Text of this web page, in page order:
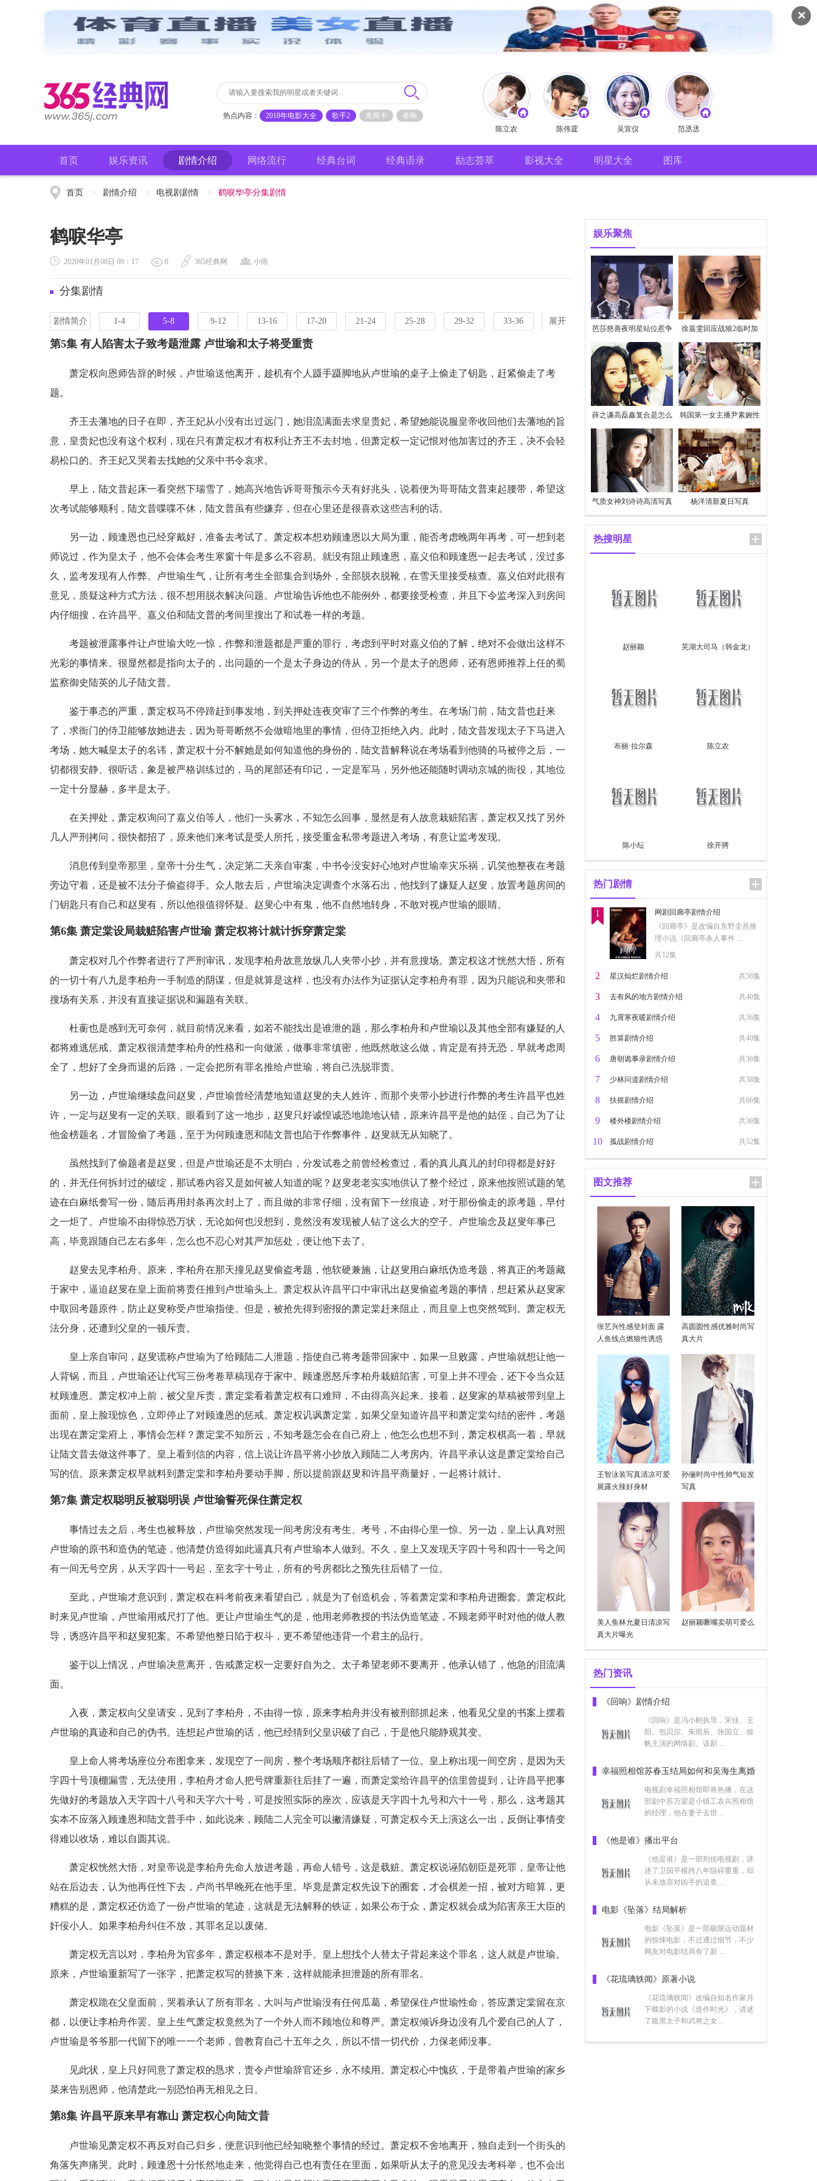
✕
热点内容： 2018年电影大全 歌手2 奥斯卡
春晚
陈立农
陈伟霆 吴宣仪 范丞丞
首页 娱乐资讯 剧情介绍 网络流行 经典台词 经典语录 励志荟萃 影视大全 明星大全 图库
首页 > 剧情介绍 > 电视剧剧情 > 鹤唳华亭分集剧情
鹤唳华亭
2020年01月08日 09：17 0 365经典网 小雨
分集剧情
展开
剧情简介 1-4 5-8 9-12 13-16 17-20 21-24 25-28 29-32 33-36
第5集 有人陷害太子致考题泄露 卢世瑜和太子将受重责
萧定权向恩师告辞的时候，卢世瑜送他离开，趁机有个人蹑手蹑脚地从卢世瑜的桌子上偷走了钥匙，赶紧偷走了考
题。
齐王去藩地的日子在即，齐王妃从小没有出过远门，她泪流满面去求皇贵妃，希望她能说服皇帝收回他们去藩地的旨
意，皇贵妃也没有这个权利，现在只有萧定权才有权利让齐王不去封地，但萧定权一定记恨对他加害过的齐王，决不会轻
易松口的。齐王妃又哭着去找她的父亲中书令哀求。
早上，陆文昔起床一看突然下瑞雪了，她高兴地告诉哥哥预示今天有好兆头，说着便为哥哥陆文普束起腰带，希望这
次考试能够顺利，陆文昔喋喋不休，陆文普虽有些嫌弃，但在心里还是很喜欢这些吉利的话。
另一边，顾逢恩也已经穿戴好，准备去考试了。萧定权本想劝顾逢恩以大局为重，能否考虑晚两年再考，可一想到老
师说过，作为皇太子，他不会体会考生寒窗十年是多么不容易。就没有阻止顾逢恩，嘉义伯和顾逢恩一起去考试，没过多
久，监考发现有人作弊。卢世瑜生气，让所有考生全部集合到场外，全部脱衣脱靴，在雪天里接受核查。嘉义伯对此很有
意见，质疑这种方式方法，很不想用脱衣解决问题。卢世瑜告诉他也不能例外，都要接受检查，并且下令监考深入到房间
内仔细搜，在许昌平、嘉义伯和陆文普的考间里搜出了和试卷一样的考题。
考题被泄露事件让卢世瑜大吃一惊，作弊和泄题都是严重的罪行，考虑到平时对嘉义伯的了解，绝对不会做出这样不
光彩的事情来。很显然都是指向太子的，出问题的一个是太子身边的侍从，另一个是太子的恩师，还有恩师推荐上任的蜀
监察御史陆英的儿子陆文普。
鉴于事态的严重，萧定权马不停蹄赶到事发地，到关押处连夜突审了三个作弊的考生。在考场门前，陆文昔也赶来
了，求衙门的侍卫能够放她进去，因为哥哥断然不会做暗地里的事情，但侍卫拒绝入内。此时，陆文昔发现太子下马进入
考场，她大喊皇太子的名讳，萧定权十分不解她是如何知道他的身份的，陆文昔解释说在考场看到他骑的马被停之后，一
切都很安静、很听话，象是被严格训练过的，马的尾部还有印记，一定是军马，另外他还能随时调动京城的衙役，其地位
一定十分显赫，多半是太子。
在关押处，萧定权询问了嘉义伯等人，他们一头雾水，不知怎么回事，显然是有人故意栽赃陷害，萧定权又找了另外
几人严刑拷问，很快都招了，原来他们来考试是受人所托，接受重金私带考题进入考场，有意让监考发现。
消息传到皇帝那里，皇帝十分生气，决定第二天亲自审案，中书令没安好心地对卢世瑜幸灾乐祸，讥笑他整夜在考题
旁边守着，还是被不法分子偷盗得手。众人散去后，卢世瑜决定调查个水落石出，他找到了嫌疑人赵叟，放置考题房间的
门钥匙只有自己和赵叟有，所以他很值得怀疑。赵叟心中有鬼，他不自然地转身，不敢对视卢世瑜的眼睛。
第6集 萧定棠设局栽赃陷害卢世瑜 萧定权将计就计拆穿萧定棠
萧定权对几个作弊者进行了严刑审讯，发现李柏舟故意放纵几人夹带小抄，并有意搜场。萧定权这才恍然大悟，所有
的一切十有八九是李柏舟一手制造的阴谋，但是就算是这样，也没有办法作为证据认定李柏舟有罪，因为只能说和夹带和
搜场有关系，并没有直接证据说和漏题有关联。
杜蘅也是感到无可奈何，就目前情况来看，如若不能找出是谁泄的题，那么李柏舟和卢世瑜以及其他全部有嫌疑的人
都将难逃惩戒。萧定权很清楚李柏舟的性格和一向做派，做事非常缜密，他既然敢这么做，肯定是有持无恐，早就考虑周
全了，想好了全身而退的后路，一定会把所有罪名推给卢世瑜，将自己洗脱罪责。
另一边，卢世瑜继续盘问赵叟，卢世瑜曾经清楚地知道赵叟的夫人姓许，而那个夹带小抄进行作弊的考生许昌平也姓
许，一定与赵叟有一定的关联。眼看到了这一地步，赵叟只好诚惶诚恐地跪地认错，原来许昌平是他的姑侄，自己为了让
他金榜题名，才冒险偷了考题，至于为何顾逢恩和陆文普也陷于作弊事件，赵叟就无从知晓了。
虽然找到了偷题者是赵叟，但是卢世瑜还是不太明白，分发试卷之前曾经检查过，看的真儿真儿的封印得都是好好
的，并无任何拆封过的破绽，那试卷内容又是如何被人知道的呢？赵叟老老实实地供认了整个经过，原来他按照试题的笔
迹在白麻纸誊写一份，随后再用封条再次封上了，而且做的非常仔细，没有留下一丝痕迹，对于那份偷走的原考题，早付
之一炬了。卢世瑜不由得惊恐万状，无论如何也没想到，竟然没有发现被人钻了这么大的空子。卢世瑜念及赵叟年事已
高，毕竟跟随自己左右多年，怎么也不忍心对其严加惩处，便让他下去了。
赵叟去见李柏舟。原来，李柏舟在那天撞见赵叟偷盗考题，他软硬兼施，让赵叟用白麻纸伪造考题，将真正的考题藏
于家中，逼迫赵叟在皇上面前将责任推到卢世瑜头上。萧定权从许昌平口中审讯出赵叟偷盗考题的事情，想赶紧从赵叟家
中取回考题原件，防止赵叟称受卢世瑜指使。但是，被抢先得到密报的萧定棠赶来阻止，而且皇上也突然驾到。萧定权无
法分身，还遭到父皇的一顿斥责。
皇上亲自审问，赵叟谎称卢世瑜为了给顾陆二人泄题，指使自己将考题带回家中，如果一旦败露，卢世瑜就想让他一
人背锅，而且，卢世瑜还让代写三份考卷草稿现存于家中。顾逢恩怒斥李柏舟栽赃陷害，可皇上并不理会，还下令当众廷
杖顾逢恩。萧定权冲上前，被父皇斥责，萧定棠看着萧定权有口难辩，不由得高兴起来。接着，赵叟家的草稿被带到皇上
面前，皇上脸现惊色，立即停止了对顾逢恩的惩戒。萧定权讥讽萧定棠，如果父皇知道许昌平和萧定棠勾结的密件，考题
出现在萧定棠府上，事情会怎样？萧定棠不知所云，不知考题怎会在自己府上，他怎么也想不到，萧定权棋高一着，早就
让陆文昔去做这件事了。皇上看到信的内容，信上说让许昌平将小抄放入顾陆二人考房内。许昌平承认这是萧定棠给自己
写的信。原来萧定权早就料到萧定棠和李柏舟要动手脚，所以提前跟赵叟和许昌平商量好，一起将计就计。
第7集 萧定权聪明反被聪明误 卢世瑜誓死保住萧定权
事情过去之后，考生也被释放，卢世瑜突然发现一间考房没有考生、考号，不由得心里一惊。另一边，皇上认真对照
卢世瑜的原书和造伪的笔迹，他清楚仿造得如此逼真只有卢世瑜本人做到。不久，皇上又发现天字四十号和四十一号之间
有一间无号空房，从天字四十一号起，至玄字十号止，所有的号房都比之预先往后错了一位。
至此，卢世瑜才意识到，萧定权在科考前夜来看望自己，就是为了创造机会，等着萧定棠和李柏舟进圈套。萧定权此
时来见卢世瑜，卢世瑜用戒尺打了他。更让卢世瑜生气的是，他用老师教授的书法伪造笔迹，不顾老师平时对他的做人教
导，诱惑许昌平和赵叟犯案。不希望他整日陷于权斗，更不希望他违背一个君主的品行。
鉴于以上情况，卢世瑜决意离开，告戒萧定权一定要好自为之。太子希望老师不要离开，他承认错了，他急的泪流满
面。
入夜，萧定权向父皇请安，见到了李柏舟，不由得一惊，原来李柏舟并没有被刑部抓起来，他看见父皇的书案上摆着
卢世瑜的真迹和自己的伪书。连想起卢世瑜的话，他已经猜到父皇识破了自己，于是他只能静观其变。
皇上命人将考场座位分布图拿来，发现空了一间房，整个考场顺序都往后错了一位。皇上称出现一间空房，是因为天
字四十号顶棚漏雪，无法使用，李柏舟才命人把号牌重新往后挂了一遍，而萧定棠给许昌平的信里曾提到，让许昌平把事
先做好的考题放入天字四十八号和天字六十号，可是按照实际的座次，应该是天字四十九号和六十一号，那么，这考题其
实本不应落入顾逢恩和陆文普手中，如此说来，顾陆二人完全可以撇清嫌疑，可萧定权今天上演这么一出，反倒让事情变
得难以收场，难以自圆其说。
萧定权恍然大悟，对皇帝说是李柏舟先命人放进考题，再命人错号，这是载赃。萧定权说诬陷朝臣是死罪，皇帝让他
站在后边去，认为他再任性下去，卢尚书早晚死在他手里。毕竟是萧定权先设下的圈套，才会棋差一招，被对方暗算，更
糟糕的是，萧定权还仿造了一份卢世瑜的笔迹，这就是无法解释的铁证，如果公布于众，萧定权就会成为陷害亲王大臣的
奸佞小人。如果李柏舟纠住不放，其罪名足以废储。
萧定权无言以对，李柏舟为官多年，萧定权根本不是对手。皇上想找个人替太子背起来这个罪名，这人就是卢世瑜。
原来，卢世瑜重新写了一张字，把萧定权写的替换下来，这样就能承担泄题的所有罪名。
萧定权跪在父皇面前，哭着承认了所有罪名，大叫与卢世瑜没有任何瓜葛，希望保住卢世瑜性命，答应萧定棠留在京
都，以便让李柏舟作罢。皇上生气萧定权竟然为了一个外人而不顾地位和尊严。萧定权倾诉身边没有几个爱自己的人了，
卢世瑜是爷爷那一代留下的唯一一个老师，曾教育自己十五年之久，所以不惜一切代价，力保老师没事。
见此状，皇上只好同意了萧定权的恳求，责令卢世瑜辞官还乡，永不续用。萧定权心中愧疚，于是带着卢世瑜的家乡
菜来告别恩师，他清楚此一别恐怕再无相见之日。
第8集 许昌平原来早有靠山 萧定权心向陆文昔
卢世瑜见萧定权不再反对自己归乡，便意识到他已经知晓整个事情的经过。萧定权不舍地离开，独自走到一个街头的
角落失声痛哭。此时，顾逢恩十分怅然地走来，他觉得自己也有责任在里面，如果听从太子的意见没去考科举，也不会出
娱乐聚焦
芭莎慈善夜明星站位惹争
议
徐嘉雯回应战狼2临时加
价
薛之谦高磊鑫复合是怎么
回事
韩国第一女主播尹素婉性
感私照
气质女神刘诗诗高清写真 杨洋清新夏日写真
热搜明星
赵丽颖 芜湖大司马（韩金龙）
布丽·拉尔森 陈立农
陈小纭 徐开骋
热门剧情
1
网剧回廊亭剧情介绍
《回廊亭》是改编自东野圭吾推
理小说《回廊亭杀人事件 ...
共12集
2 共56集
星汉灿烂剧情介绍
3 共40集
去有风的地方剧情介绍
4 共36集
九霄寒夜暖剧情介绍
5 共40集
胜算剧情介绍
6 共36集
唐朝诡事录剧情介绍
7 共38集
少林问道剧情介绍
8 共66集
扶摇剧情介绍
9 共36集
楼外楼剧情介绍
10 共52集
孤战剧情介绍
图文推荐
张艺兴性感登封面 露
人鱼线点燃狼性诱惑
高圆圆性感优雅时尚写
真大片
王智泳装写真清凉可爱
展露火辣好身材
孙俪时尚中性帅气短发
写真
美人鱼林允夏日清凉写
真大片曝光
赵丽颖噘嘴卖萌可爱么
热门资讯
《回响》剧情介绍
《回响》是冯小刚执导，宋佳、王
阳、包贝尔、朱雨辰、张国立、徐
帆主演的网络剧。该剧 ...
幸福照相馆苏春玉结局如何和吴海生离婚
电视剧幸福照相馆即将热播，在这
部剧中苏万梁是小镇工农兵照相馆
的经理，他在妻子去世 ...
《他是谁》播出平台
《他是谁》是一部刑侦电视剧，讲
述了卫国平横跨八年阻碍重重，却
从未放弃对凶手的追查 ...
电影《坠落》结局解析
电影《坠落》是一部极限运动题材
的惊悚电影，不过通过细节，不少
网友对电影结局有了新 ...
《花琉璃轶闻》原著小说
《花琉璃轶闻》改编自知名作家月
下蝶影的小说《造作时光》，讲述
了腹黑太子和武将之女 ...